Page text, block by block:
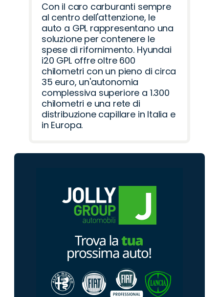
Con il caro carburanti sempre
al centro dell'attenzione, le
auto a GPL rappresentano una
soluzione per contenere le
spese di rifornimento. Hyundai
i20 GPL offre oltre 600
chilometri con un pieno di circa
35 euro, un'autonomia
complessiva superiore a 1.300
chilometri e una rete di
distribuzione capillare in Italia e
in Europa.